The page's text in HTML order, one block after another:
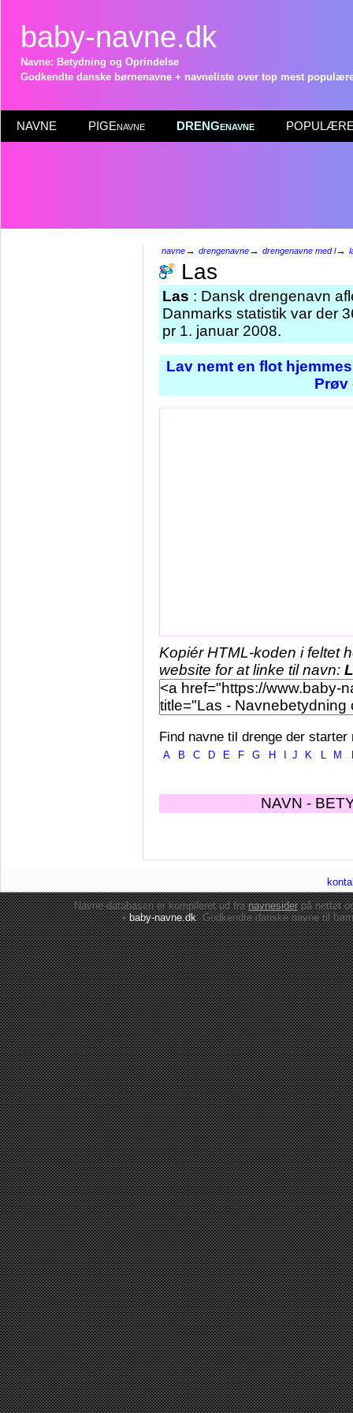
baby-navne.dk
Navne: Betydning og Oprindelse
Godkendte danske børnenavne + navneliste over top mest
NAVNE PIGEnavne DRENGenavne POPULÆRE
navne→ drengenavne→ drengenavne med l→
Las
Las : Dansk drengenavn
Danmarks statistik var der
pr 1. januar 2008.
Lav nemt en flot
Prøv
Kopiér HTML-koden i feltet
website for at linke til navn:
Find navne til drenge der starter
A B C D E F G H J K L M
NAVN -
Navne-databasen er kompileret ud franavnesiderpå nettet
•baby-navne.dk: Godkendte danskenavne til børn